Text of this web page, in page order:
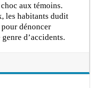
aux témoins.
les habitants dudit
dénoncer
d’accidents.